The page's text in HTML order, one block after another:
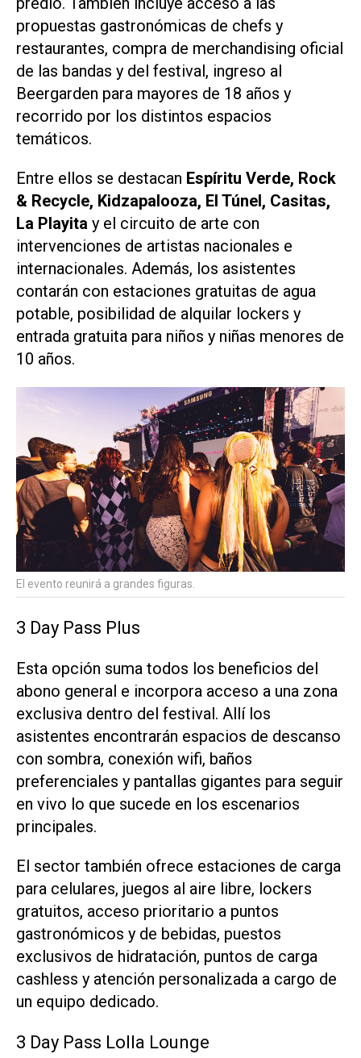
propuestas gastronómicas de chefs y
restaurantes, compra de merchandising oficial
de las bandas y del festival, ingreso al
Beergarden para mayores de 18 años y
recorrido por los distintos espacios
temáticos.
Entre ellos se destacan Espíritu Verde, Rock
& Recycle, Kidzapalooza, El Túnel, Casitas,
La Playita y el circuito de arte con
intervenciones de artistas nacionales e
internacionales. Además, los asistentes
contarán con estaciones gratuitas de agua
potable, posibilidad de alquilar lockers y
entrada gratuita para niños y niñas menores de
10 años.
El evento reunirá a grandes figuras.
3 Day Pass Plus
Esta opción suma todos los beneficios del
abono general e incorpora acceso a una zona
exclusiva dentro del festival. Allí los
asistentes encontrarán espacios de descanso
con sombra, conexión wifi, baños
preferenciales y pantallas gigantes para seguir
en vivo lo que sucede en los escenarios
principales.
El sector también ofrece estaciones de carga
para celulares, juegos al aire libre, lockers
gratuitos, acceso prioritario a puntos
gastronómicos y de bebidas, puestos
exclusivos de hidratación, puntos de carga
cashless y atención personalizada a cargo de
un equipo dedicado.
3 Day Pass Lolla Lounge